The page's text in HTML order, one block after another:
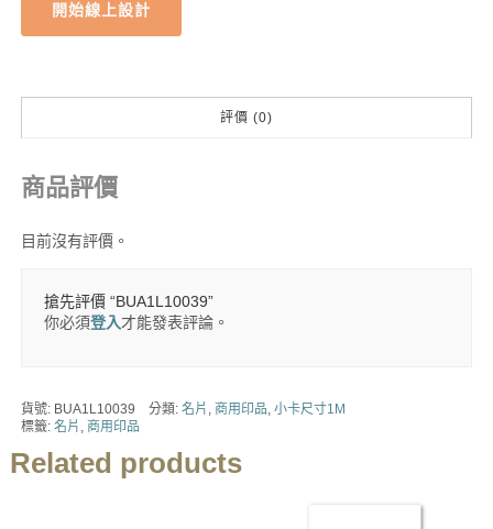
開始線上設計
評價 (0)
商品評價
目前沒有評價。
搶先評價 “BUA1L10039”
你必須登入才能發表評論。
貨號: BUA1L10039 分類: 名片 商用印品 小卡尺寸1M
標籤: 名片 商用印品
Related products